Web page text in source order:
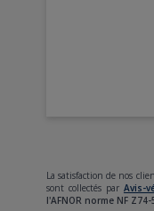
La satisfaction de nos
sont collectés par Avis-
l'AFNOR norme NF Z74-